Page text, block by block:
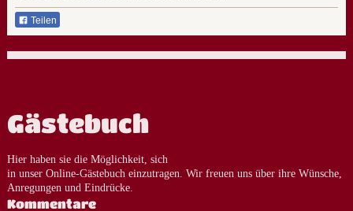
Teilen
Gästebuch
Hier haben sie die Möglichkeit, sich
in unser Online-Gästebuch einzutragen. Wir freuen uns über ihre Wünsche,
Anregungen und Eindrücke.
Kommentare